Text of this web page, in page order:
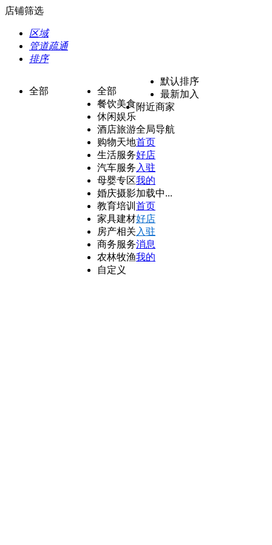
店铺筛选
区域
管道疏通
排序
全部
全部
餐饮美食
休闲娱乐
酒店旅游
购物天地
生活服务
汽车服务
母婴专区
婚庆摄影
教育培训
家具建材
房产相关
商务服务
农林牧渔
自定义
默认排序
最新加入
附近商家
全局导航
首页
好店
入驻
我的
加载中...
首页
好店
入驻
消息
我的